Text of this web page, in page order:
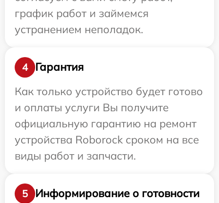
график работ и займемся
устранением неполадок.
4
Гарантия
Как только устройство будет готово
и оплаты услуги Вы получите
официальную гарантию на ремонт
устройства Roborock сроком на все
виды работ и запчасти.
5
Информирование о готовности